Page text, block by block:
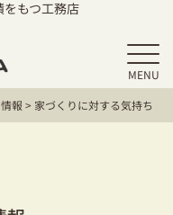
もつ工務店
MENU
づくり
報 > 家づくりに対する気持ち